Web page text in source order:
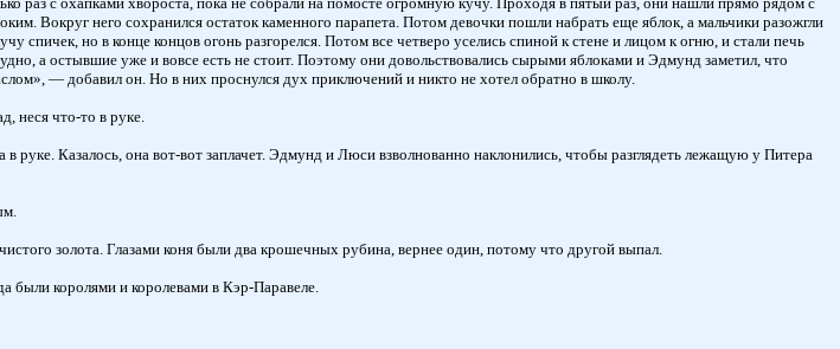
Вокруг него сохранился остаток каменного парапета. Потом девочки пошли набрать еще яблок, а мальчики разожгли
но в конце концов огонь разгорелся. Потом все четверо уселись спиной к стене и лицом к огню, и стали печь
а остывшие уже и вовсе есть не стоит. Поэтому они довольствовались сырыми яблоками и Эдмунд заметил, что
— добавил он. Но в них проснулся дух приключений и никто не хотел обратно в школу.
неся что-то в руке.
Казалось, она вот-вот заплачет. Эдмунд и Люси взволнованно наклонились, чтобы разглядеть лежащую у Питера
золота. Глазами коня были два крошечных рубина, вернее один, потому что другой выпал.
королями и королевами в Кэр-Паравеле.